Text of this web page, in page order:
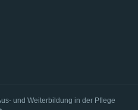
und Weiterbildung in der Pflege